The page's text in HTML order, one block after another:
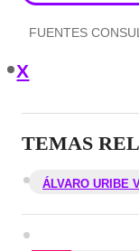
FUENTES
X
TEMAS
ÁLVARO URIBE